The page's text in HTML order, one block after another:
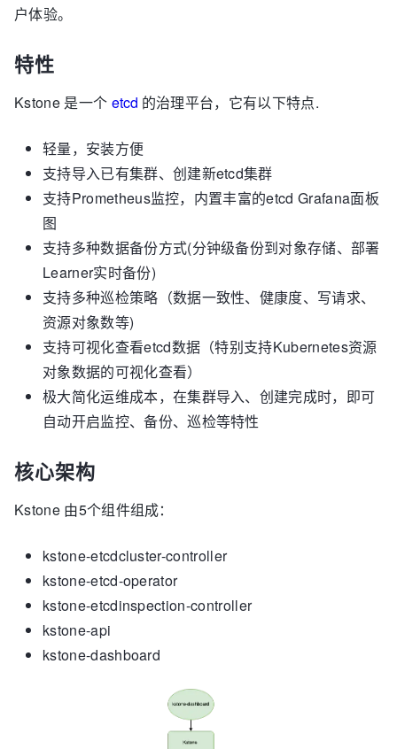
户体验。
特性
Kstone 是一个 etcd 的治理平台，它有以下特点.
轻量，安装方便
支持导入已有集群、创建新etcd集群
支持Prometheus监控，内置丰富的etcd Grafana面板
图
支持多种数据备份方式(分钟级备份到对象存储、部署
Learner实时备份)
支持多种巡检策略（数据一致性、健康度、写请求、
资源对象数等)
支持可视化查看etcd数据（特别支持Kubernetes资源
对象数据的可视化查看）
极大简化运维成本，在集群导入、创建完成时，即可
自动开启监控、备份、巡检等特性
核心架构
Kstone 由5个组件组成：
kstone-etcdcluster-controller
kstone-etcd-operator
kstone-etcdinspection-controller
kstone-api
kstone-dashboard